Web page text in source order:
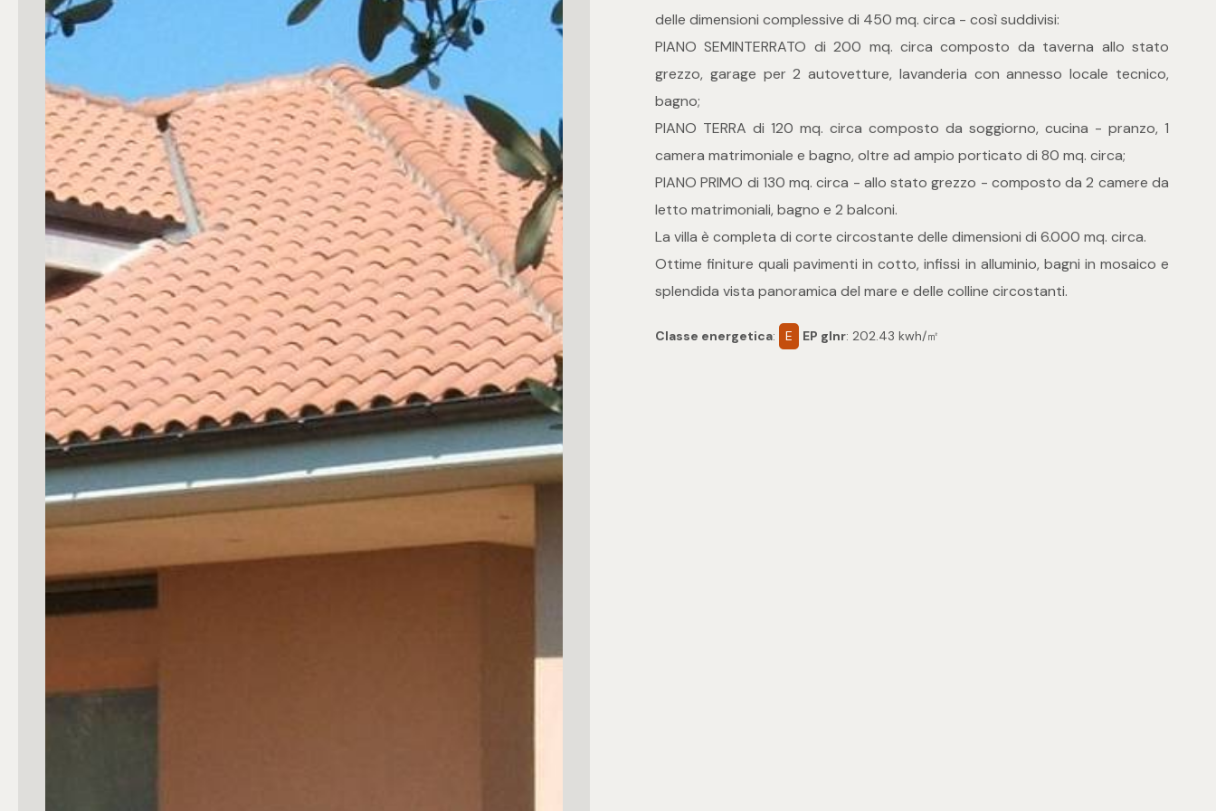
delle dimensioni complessive di 450 mq. circa - così suddivisi:
PIANO SEMINTERRATO di 200 mq. circa composto da taverna allo stato
grezzo, garage per 2 autovetture, lavanderia con annesso locale tecnico,
bagno;
PIANO TERRA di 120 mq. circa composto da soggiorno, cucina - pranzo, 1
camera matrimoniale e bagno, oltre ad ampio porticato di 80 mq. circa;
PIANO PRIMO di 130 mq. circa - allo stato grezzo - composto da 2 camere da
letto matrimoniali, bagno e 2 balconi.
La villa è completa di corte circostante delle dimensioni di 6.000 mq. circa.
Ottime finiture quali pavimenti in cotto, infissi in alluminio, bagni in mosaico e
splendida vista panoramica del mare e delle colline circostanti.
Classe energetica: E EP glnr: 202.43 kwh/㎡
Commerciali
Industriali
Terreni
Prezzo
Totale
mq
Locali